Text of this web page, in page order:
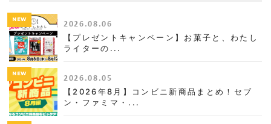
NEW 2026.08.06
【プレゼントキャンペーン】お菓子と、わたし
ライターの...
NEW 2026.08.05
【2026年8月】コンビニ新商品まとめ！セブ
ン・ファミマ・...